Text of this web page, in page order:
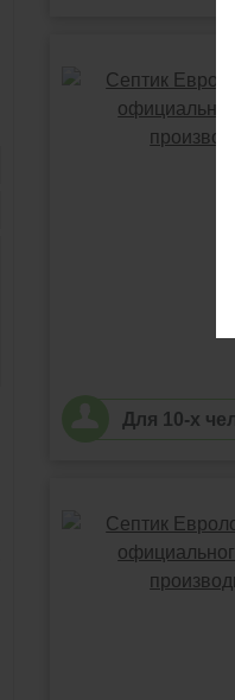
Для 10-х